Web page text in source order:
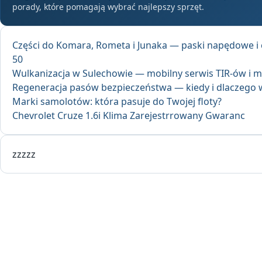
porady, które pomagają wybrać najlepszy sprzęt.
Części do Komara, Rometa i Junaka — paski napędowe i
50
Wulkanizacja w Sulechowie — mobilny serwis TIR-ów i
Regeneracja pasów bezpieczeństwa — kiedy i dlaczego
Marki samolotów: która pasuje do Twojej floty?
Chevrolet Cruze 1.6i Klima Zarejestrrowany Gwaranc
zzzzz